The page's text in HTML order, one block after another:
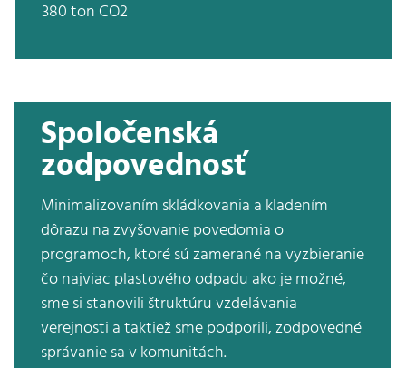
380 ton CO2
Spoločenská
zodpovednosť
Minimalizovaním skládkovania a kladením
dôrazu na zvyšovanie povedomia o
programoch, ktoré sú zamerané na vyzbieranie
čo najviac plastového odpadu ako je možné,
sme si stanovili štruktúru vzdelávania
verejnosti a taktiež sme podporili, zodpovedné
správanie sa v komunitách.